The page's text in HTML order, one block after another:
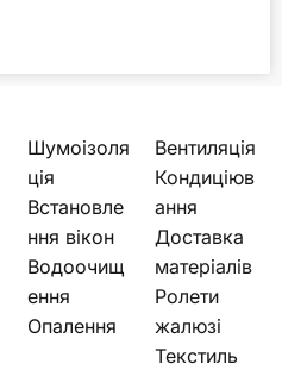
Шумоізоля
ція
Встановле
ння вікон
Водоочищ
ення
Опалення
Вентиляція
Кондиціюв
ання
Доставка
матеріалів
Ролети
жалюзі
Текстиль